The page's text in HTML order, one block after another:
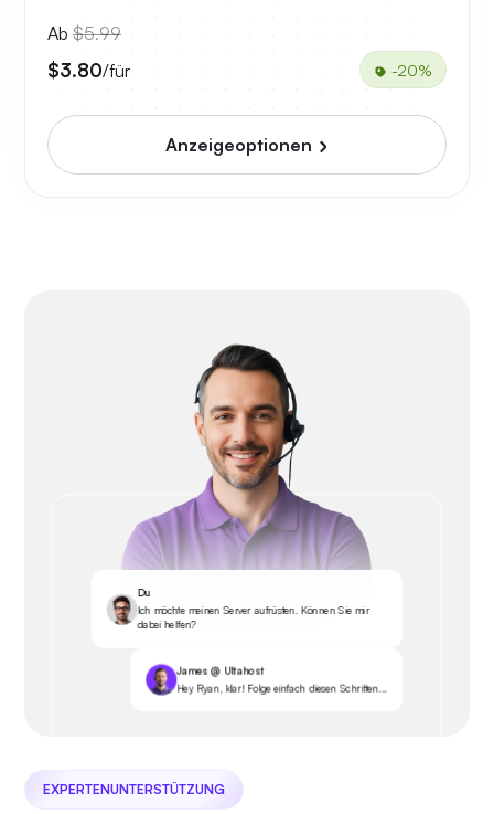
Ab $5.99
$3.80/für -20%
Anzeigeoptionen
Du
Ich möchte meinen Server aufrüsten. Können Sie mir
dabei helfen?
James @ Ultahost
Hey Ryan, klar! Folge einfach diesen Schritten...
EXPERTENUNTERSTÜTZUNG